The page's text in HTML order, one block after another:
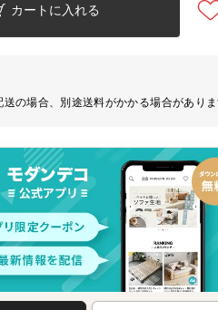
カートに入れる
の場合、別途送料がかかる場合がありま